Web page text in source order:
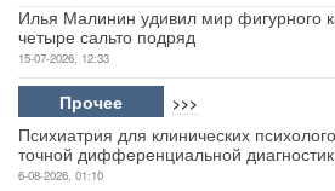
Илья Малинин удивил мир фигурного
четыре сальто подряд
15-07-2026, 12:33
Прочее >>>
Психиатрия для клинических
точной дифференциальной
6-08-2026, 01:10